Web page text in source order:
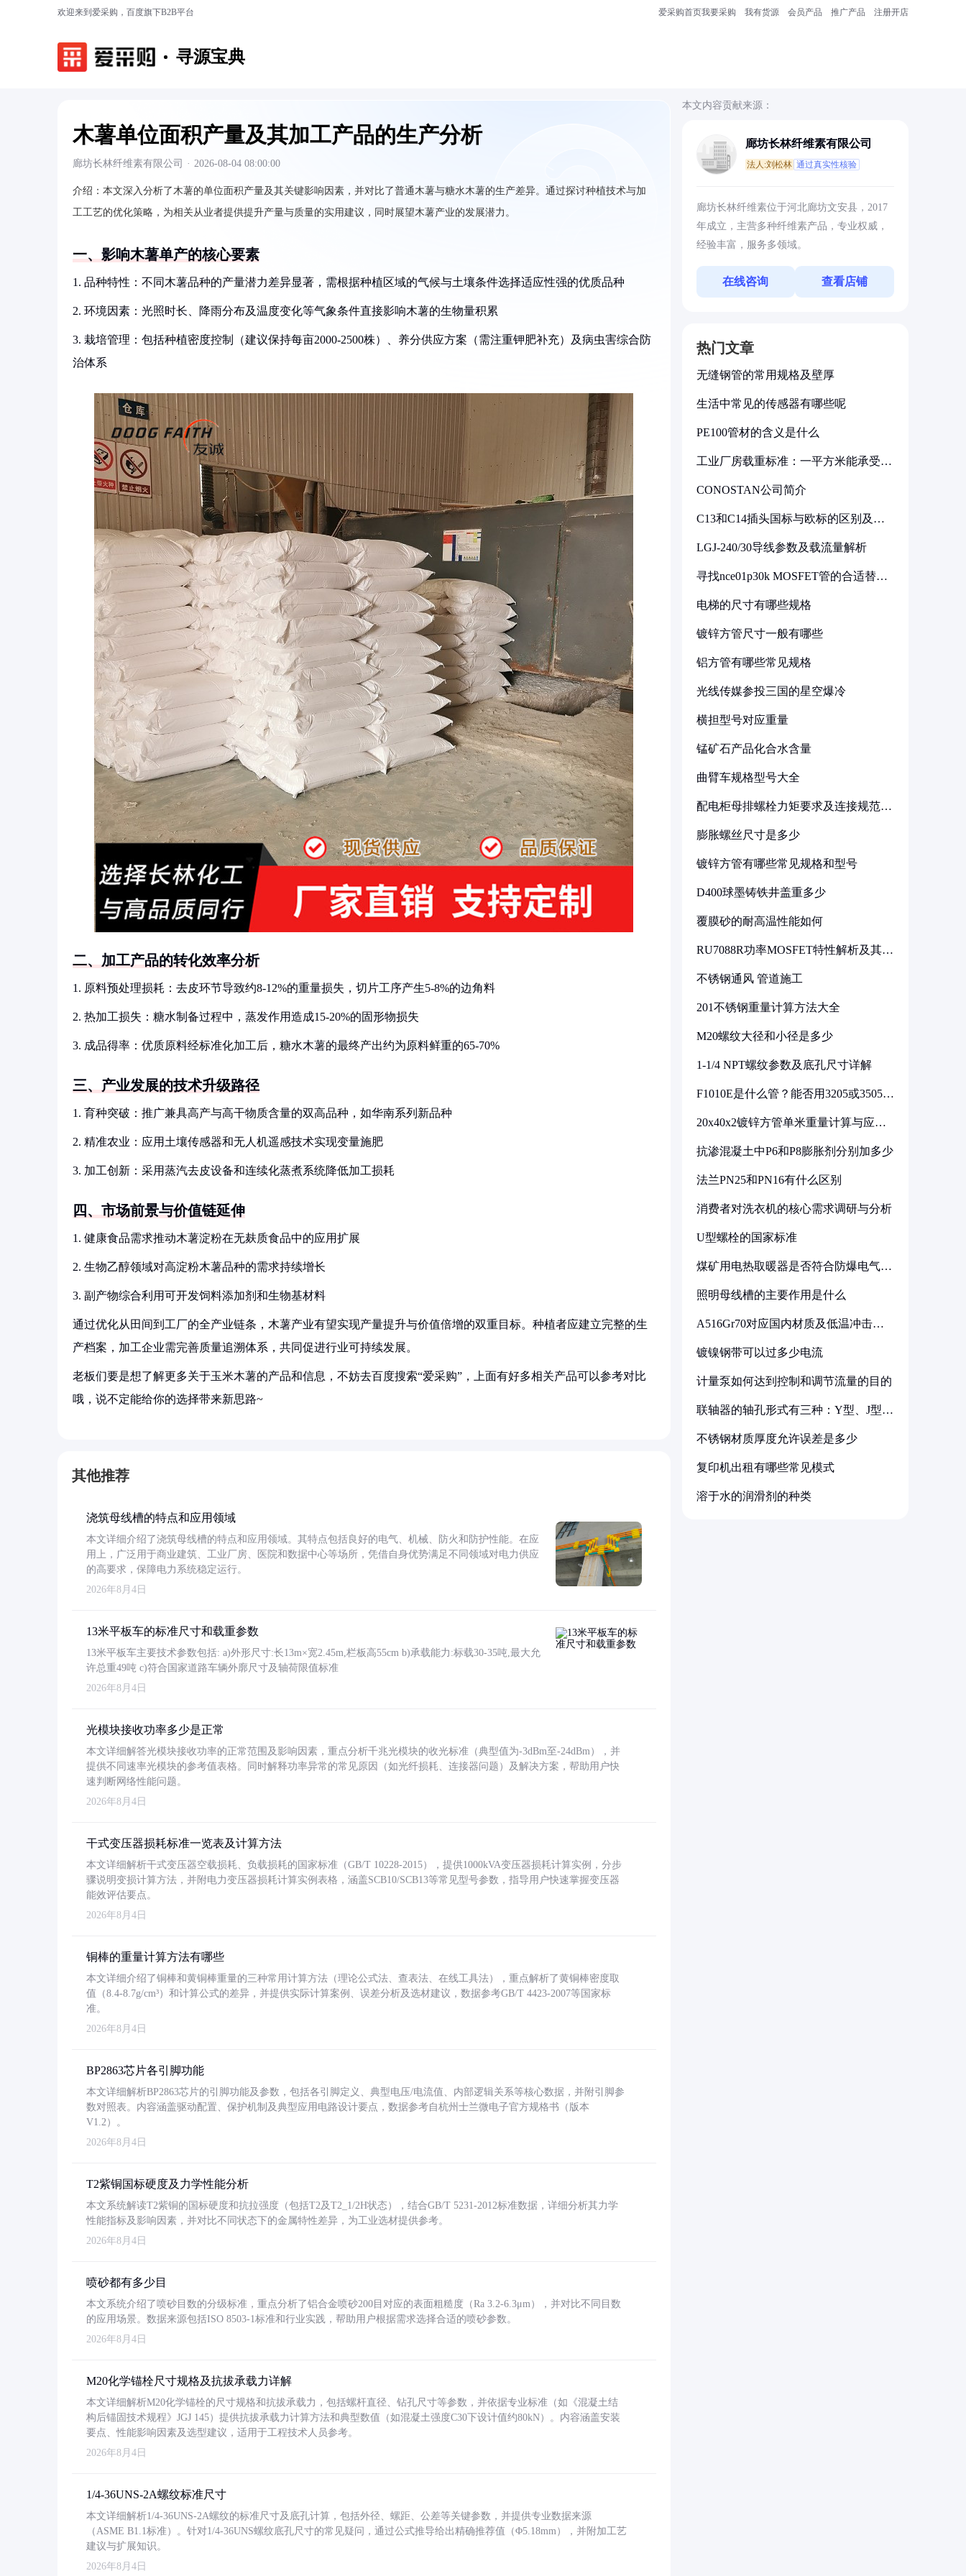
欢迎来到爱采购，百度旗下B2B平台 爱采购首页我要采购 我有货源 会员产品 推广产品 注册开店
寻源宝典
木薯单位面积产量及其加工产品的生产分析
廊坊长林纤维素有限公司 · 2026-08-04 08:00:00
介绍： 本文深入分析了木薯的单位面积产量及其关键影响因素，并对比了普通木薯与糖水木薯的生产差异。通过探讨种植技术与加
工工艺的优化策略，为相关从业者提供提升产量与质量的实用建议，同时展望木薯产业的发展潜力。
一、影响木薯单产的核心要素
1. 品种特性：不同木薯品种的产量潜力差异显著，需根据种植区域的气候与土壤条件选择适应性强的优质品种
2. 环境因素：光照时长、降雨分布及温度变化等气象条件直接影响木薯的生物量积累
3. 栽培管理：包括种植密度控制（建议保持每亩2000-2500株）、养分供应方案（需注重钾肥补充）及病虫害综合防
治体系
二、加工产品的转化效率分析
1. 原料预处理损耗：去皮环节导致约8-12%的重量损失，切片工序产生5-8%的边角料
2. 热加工损失：糖水制备过程中，蒸发作用造成15-20%的固形物损失
3. 成品得率：优质原料经标准化加工后，糖水木薯的最终产出约为原料鲜重的65-70%
三、产业发展的技术升级路径
1. 育种突破：推广兼具高产与高干物质含量的双高品种，如华南系列新品种
2. 精准农业：应用土壤传感器和无人机遥感技术实现变量施肥
3. 加工创新：采用蒸汽去皮设备和连续化蒸煮系统降低加工损耗
四、市场前景与价值链延伸
1. 健康食品需求推动木薯淀粉在无麸质食品中的应用扩展
2. 生物乙醇领域对高淀粉木薯品种的需求持续增长
3. 副产物综合利用可开发饲料添加剂和生物基材料
通过优化从田间到工厂的全产业链条，木薯产业有望实现产量提升与价值倍增的双重目标。种植者应建立完整的生
产档案，加工企业需完善质量追溯体系，共同促进行业可持续发展。
老板们要是想了解更多关于玉米木薯的产品和信息，不妨去百度搜索“爱采购”，上面有好多相关产品可以参考对比
哦，说不定能给你的选择带来新思路~
其他推荐
浇筑母线槽的特点和应用领域
本文详细介绍了浇筑母线槽的特点和应用领域。其特点包括良好的电气、机械、防火和防护性能。在应
用上，广泛用于商业建筑、工业厂房、医院和数据中心等场所，凭借自身优势满足不同领域对电力供应
的高要求，保障电力系统稳定运行。
2026年8月4日
13米平板车的标准尺寸和载重参数
13米平板车主要技术参数包括: a)外形尺寸:长13m×宽2.45m,栏板高55cm b)承载能力:标载30-35吨,最大允
许总重49吨 c)符合国家道路车辆外廓尺寸及轴荷限值标准
2026年8月4日
光模块接收功率多少是正常
本文详细解答光模块接收功率的正常范围及影响因素，重点分析千兆光模块的收光标准（典型值为-3dBm至-24dBm），并
提供不同速率光模块的参考值表格。同时解释功率异常的常见原因（如光纤损耗、连接器问题）及解决方案，帮助用户快
速判断网络性能问题。
2026年8月4日
干式变压器损耗标准一览表及计算方法
本文详细解析干式变压器空载损耗、负载损耗的国家标准（GB/T 10228-2015），提供1000kVA变压器损耗计算实例，分步
骤说明变损计算方法，并附电力变压器损耗计算实例表格，涵盖SCB10/SCB13等常见型号参数，指导用户快速掌握变压器
能效评估要点。
2026年8月4日
铜棒的重量计算方法有哪些
本文详细介绍了铜棒和黄铜棒重量的三种常用计算方法（理论公式法、查表法、在线工具法），重点解析了黄铜棒密度取
值（8.4-8.7g/cm³）和计算公式的差异，并提供实际计算案例、误差分析及选材建议，数据参考GB/T 4423-2007等国家标
准。
2026年8月4日
BP2863芯片各引脚功能
本文详细解析BP2863芯片的引脚功能及参数，包括各引脚定义、典型电压/电流值、内部逻辑关系等核心数据，并附引脚参
数对照表。内容涵盖驱动配置、保护机制及典型应用电路设计要点，数据参考自杭州士兰微电子官方规格书（版本
V1.2）。
2026年8月4日
T2紫铜国标硬度及力学性能分析
本文系统解读T2紫铜的国标硬度和抗拉强度（包括T2及T2_1/2H状态），结合GB/T 5231-2012标准数据，详细分析其力学
性能指标及影响因素，并对比不同状态下的金属特性差异，为工业选材提供参考。
2026年8月4日
喷砂都有多少目
本文系统介绍了喷砂目数的分级标准，重点分析了铝合金喷砂200目对应的表面粗糙度（Ra 3.2-6.3μm），并对比不同目数
的应用场景。数据来源包括ISO 8503-1标准和行业实践，帮助用户根据需求选择合适的喷砂参数。
2026年8月4日
M20化学锚栓尺寸规格及抗拔承载力详解
本文详细解析M20化学锚栓的尺寸规格和抗拔承载力，包括螺杆直径、钻孔尺寸等参数，并依据专业标准（如《混凝土结
构后锚固技术规程》JGJ 145）提供抗拔承载力计算方法和典型数值（如混凝土强度C30下设计值约80kN）。内容涵盖安装
要点、性能影响因素及选型建议，适用于工程技术人员参考。
2026年8月4日
1/4-36UNS-2A螺纹标准尺寸
本文详细解析1/4-36UNS-2A螺纹的标准尺寸及底孔计算，包括外径、螺距、公差等关键参数，并提供专业数据来源
（ASME B1.1标准）。针对1/4-36UNS螺纹底孔尺寸的常见疑问，通过公式推导给出精确推荐值（Φ5.18mm），并附加工艺
建议与扩展知识。
2026年8月4日
本文内容贡献来源：
廊坊长林纤维素有限公司
法人:刘松林 通过真实性核验
廊坊长林纤维素位于河北廊坊文安县，2017
年成立，主营多种纤维素产品，专业权威，
经验丰富，服务多领域。
在线咨询 查看店铺
热门文章
无缝钢管的常用规格及壁厚
生活中常见的传感器有哪些呢
PE100管材的含义是什么
工业厂房载重标准：一平方米能承受多
CONOSTAN公司简介
C13和C14插头国标与欧标的区别及其
LGJ-240/30导线参数及载流量解析
寻找nce01p30k MOSFET管的合适替代
电梯的尺寸有哪些规格
镀锌方管尺寸一般有哪些
铝方管有哪些常见规格
光线传媒参投三国的星空爆冷
横担型号对应重量
锰矿石产品化合水含量
曲臂车规格型号大全
配电柜母排螺栓力矩要求及连接规范详
膨胀螺丝尺寸是多少
镀锌方管有哪些常见规格和型号
D400球墨铸铁井盖重多少
覆膜砂的耐高温性能如何
RU7088R功率MOSFET特性解析及其在
不锈钢通风 管道施工
201不锈钢重量计算方法大全
M20螺纹大径和小径是多少
1-1/4 NPT螺纹参数及底孔尺寸详解
F1010E是什么管？能否用3205或3505代
20x40x2镀锌方管单米重量计算与应用
抗渗混凝土中P6和P8膨胀剂分别加多少
法兰PN25和PN16有什么区别
消费者对洗衣机的核心需求调研与分析
U型螺栓的国家标准
煤矿用电热取暖器是否符合防爆电气设
照明母线槽的主要作用是什么
A516Gr70对应国内材质及低温冲击要
镀镍钢带可以过多少电流
计量泵如何达到控制和调节流量的目的
联轴器的轴孔形式有三种：Y型、J型、
不锈钢材质厚度允许误差是多少
复印机出租有哪些常见模式
溶于水的润滑剂的种类